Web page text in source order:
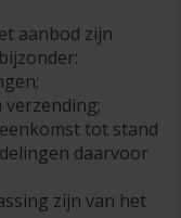
aanbod zijn
verzending;
tot stand
daarvoor
zijn van het